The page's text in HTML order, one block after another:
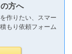
方へ
作りたい、スマー
もり依頼フォーム